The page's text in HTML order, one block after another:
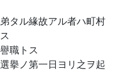
タル緣故アル者ハ町村
職トス
擧ノ第一日ヨリ之ヲ起